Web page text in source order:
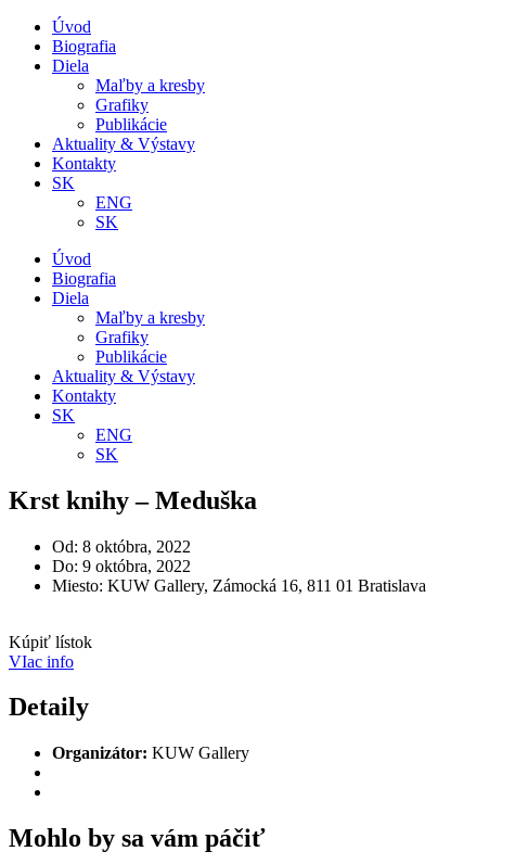
Úvod
Biografia
Diela
Maľby a kresby
Grafiky
Publikácie
Aktuality & Výstavy
Kontakty
SK
ENG
SK
Úvod
Biografia
Diela
Maľby a kresby
Grafiky
Publikácie
Aktuality & Výstavy
Kontakty
SK
ENG
SK
Krst knihy – Meduška
Od: 8 októbra, 2022
Do: 9 októbra, 2022
Miesto: KUW Gallery, Zámocká 16, 811 01 Bratislava
Kúpiť lístok
VIac info
Detaily
Organizátor: KUW Gallery
Mohlo by sa vám páčiť